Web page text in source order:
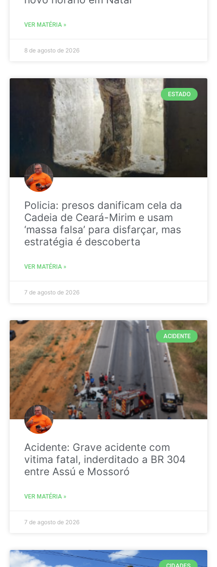
VER MATÉRIA »
8 de agosto de 2026
ESTADO
Policia: presos danificam cela da
Cadeia de Ceará-Mirim e usam
‘massa falsa’ para disfarçar, mas
estratégia é descoberta
VER MATÉRIA »
7 de agosto de 2026
ACIDENTE
Acidente: Grave acidente com
vitima fatal, inderditado a BR 304
entre Assú e Mossoró
VER MATÉRIA »
7 de agosto de 2026